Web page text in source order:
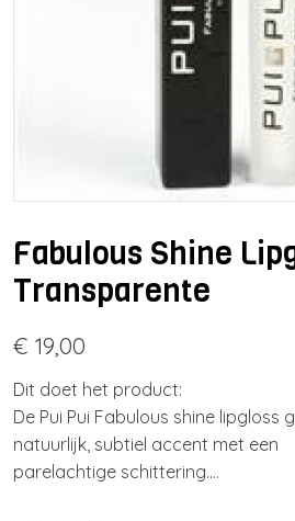
Fabulous Shine
Transparente
€ 19,00
Dit doet het product:
De Pui Pui Fabulous shine lipgloss
natuurlijk, subtiel accent met een
parelachtige schittering.